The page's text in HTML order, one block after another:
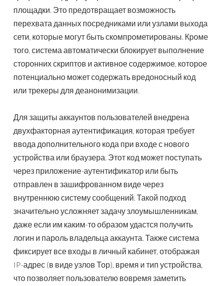
площадки. Это предотвращает возможность
перехвата данных посредниками или узлами выхода
сети, которые могут быть скомпрометированы. Кроме
того, система автоматически блокирует выполнение
сторонних скриптов и активное содержимое, которое
потенциально может содержать вредоносный код
или трекеры для деанонимизации.
Для защиты аккаунтов пользователей внедрена
двухфакторная аутентификация, которая требует
ввода дополнительного кода при входе с нового
устройства или браузера. Этот код может поступать
через приложение-аутентификатор или быть
отправлен в зашифрованном виде через
внутреннюю систему сообщений. Такой подход
значительно усложняет задачу злоумышленникам,
даже если им каким-то образом удастся получить
логин и пароль владельца аккаунта. Также система
фиксирует все входы в личный кабинет, отображая
IP-адрес (в виде узлов Тор), время и тип устройства,
что позволяет пользователю вовремя заметить